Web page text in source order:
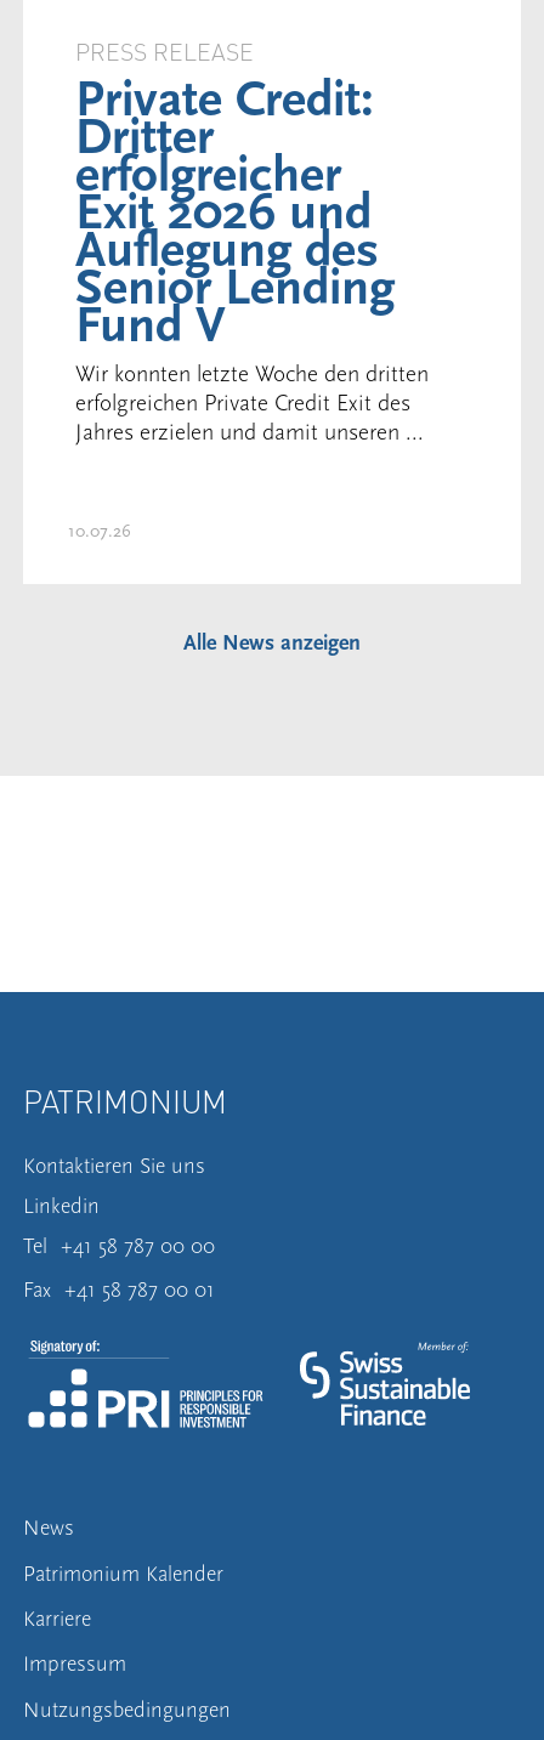
PRESS RELEASE
Private Credit:
Dritter
erfolgreicher
Exit 2026 und
Auflegung des
Senior Lending
Fund V
Wir konnten letzte Woche den dritten
erfolgreichen Private Credit Exit des
Jahres erzielen und damit unseren ...
10.07.26
Alle News anzeigen
PATRIMONIUM
Kontaktieren Sie uns
Linkedin
Tel +41 58 787 00 00
Fax +41 58 787 00 01
News
Patrimonium Kalender
Karriere
Impressum
Nutzungsbedingungen